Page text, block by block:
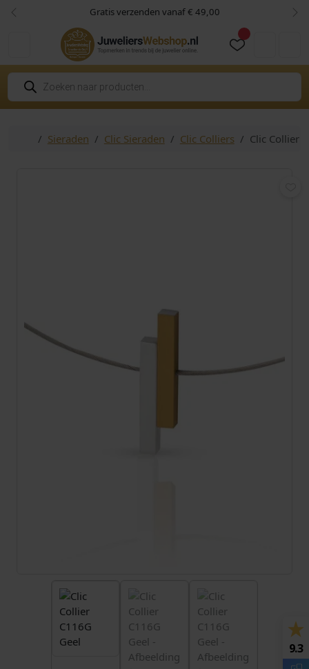
Skip to content
Skip to footer Gratis verzenden vanaf € 49,00
Vorige
P
o
d
HomeSieraden Clic Sieraden Clic Colliers Clic Collier
9.3